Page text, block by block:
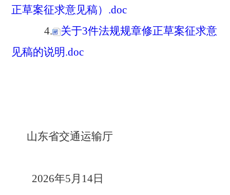
正草案征求意见稿）.doc
4.
关于3件法规规章修正草案征求意
见稿的说明.doc
山东省交通运输厅
2026年5月14日